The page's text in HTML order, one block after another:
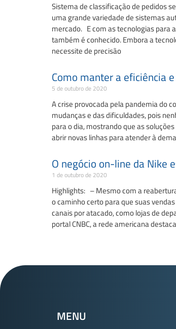
Sistema de classificação de pedidos
uma grande variedade de sistemas
mercado. E com as tecnologias para
também é conhecido. Embora a
necessite de precisão
Como manter a eficiência
5 de outubro de 2020
A crise provocada pela pandemia do
mudanças e das dificuldades, pois
para o dia, mostrando que as
abrir novas linhas para atender à
O negócio on-line da Nike
1 de outubro de 2020
Highlights: – Mesmo com a
o caminho certo para que suas
canais por atacado, como lojas de
portal CNBC, a rede americana
MENU